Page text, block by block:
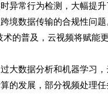
异常行为检测，大幅提升
境数据传输的合规性问
的普及，云视频将赋能
大数据分析和机器学习
的发展，部分视频处理